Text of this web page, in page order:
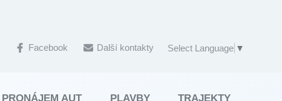
PRONÁJEM AUT PLAVBY TRAJEKTY
Facebook Další kontakty Select Language ▼